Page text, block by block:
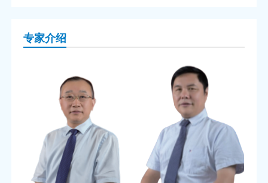
专家介绍